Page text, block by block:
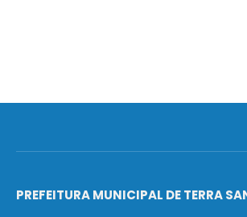
PREFEITURA MUNICIPAL DE TERRA